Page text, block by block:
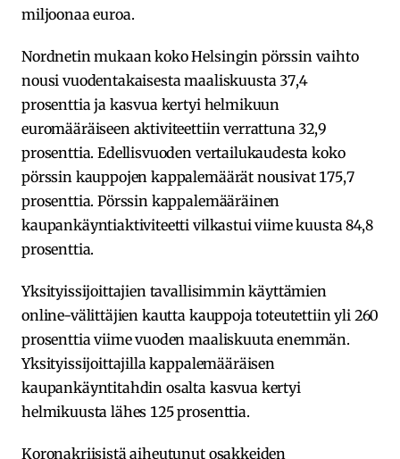
miljoonaa euroa.
Nordnetin mukaan koko Helsingin pörssin vaihto
nousi vuodentakaisesta maaliskuusta 37,4
prosenttia ja kasvua kertyi helmikuun
euromääräiseen aktiviteettiin verrattuna 32,9
prosenttia. Edellisvuoden vertailukaudesta koko
pörssin kauppojen kappalemäärät nousivat 175,7
prosenttia. Pörssin kappalemääräinen
kaupankäyntiaktiviteetti vilkastui viime kuusta 84,8
prosenttia.
Yksityissijoittajien tavallisimmin käyttämien
online-välittäjien kautta kauppoja toteutettiin yli 260
prosenttia viime vuoden maaliskuuta enemmän.
Yksityissijoittajilla kappalemääräisen
kaupankäyntitahdin osalta kasvua kertyi
helmikuusta lähes 125 prosenttia.
Koronakriisistä aiheutunut osakkeiden